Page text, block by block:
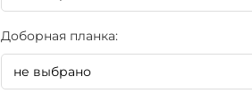
Доборная планка: